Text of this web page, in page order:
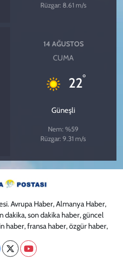
Rüzgar: 8.61 m/s
14 AĞUSTOS
CUMA
22°
Güneşli
Nem: %59
Rüzgar: 9.31 m/s
Avrupa Haber, Almanya Haber,
dakika, son dakika haber, güncel
haber, fransa haber, özgür haber,